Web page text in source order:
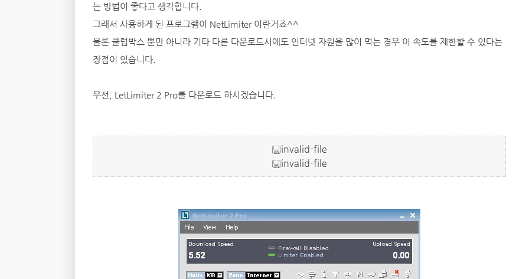
는 방법이 좋다고 생각합니다.
그래서 사용하게 된 프로그램이 NetLimiter 이란거죠^^
물론 클럽박스 뿐만 아니라 기타 다른 다운로드시에도 인터넷 자원을 많이 먹는 경우 이 속도를 제한할 수 있다는
장점이 있습니다.
우선, LetLimiter 2 Pro를 다운로드 하시겠습니다.
invalid-file
invalid-file